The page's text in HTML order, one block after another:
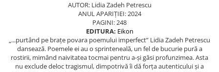
Spiritualitate/Ezoterism
Sport
Stiinte/Educatie
AUTOR: Lidia Zadeh Petrescu
ANUL APARIȚIEI: 2024
PAGINI: 248
EDITURA: Eikon
„...purtând pe brațe povara poemului imperfect” Lidia Zadeh Petrescu
dansează. Poemele ei au o sprinteneală, un fel de bucurie pură a
rostirii, mimând naivitatea tocmai pentru a-și găsi profunzimea. Asta
nu exclude deloc tragismul, dimpotrivă îi dă forța autenticului și a